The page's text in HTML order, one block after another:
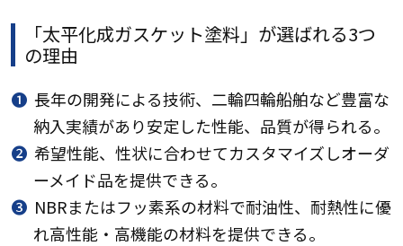
「太平化成ガスケット塗料」が選ばれる3つ
の理由
❶ 長年の開発による技術、二輪四輪船舶など豊富な
納入実績があり安定した性能、品質が得られる。
❷ 希望性能、性状に合わせてカスタマイズしオーダ
ーメイド品を提供できる。
❸ NBRまたはフッ素系の材料で耐油性、耐熱性に優
れ高性能・高機能の材料を提供できる。